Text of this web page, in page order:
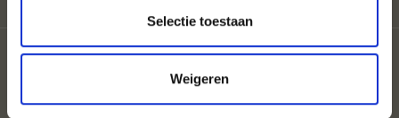
Selectie toestaan
Weigeren
Partner
Cookies